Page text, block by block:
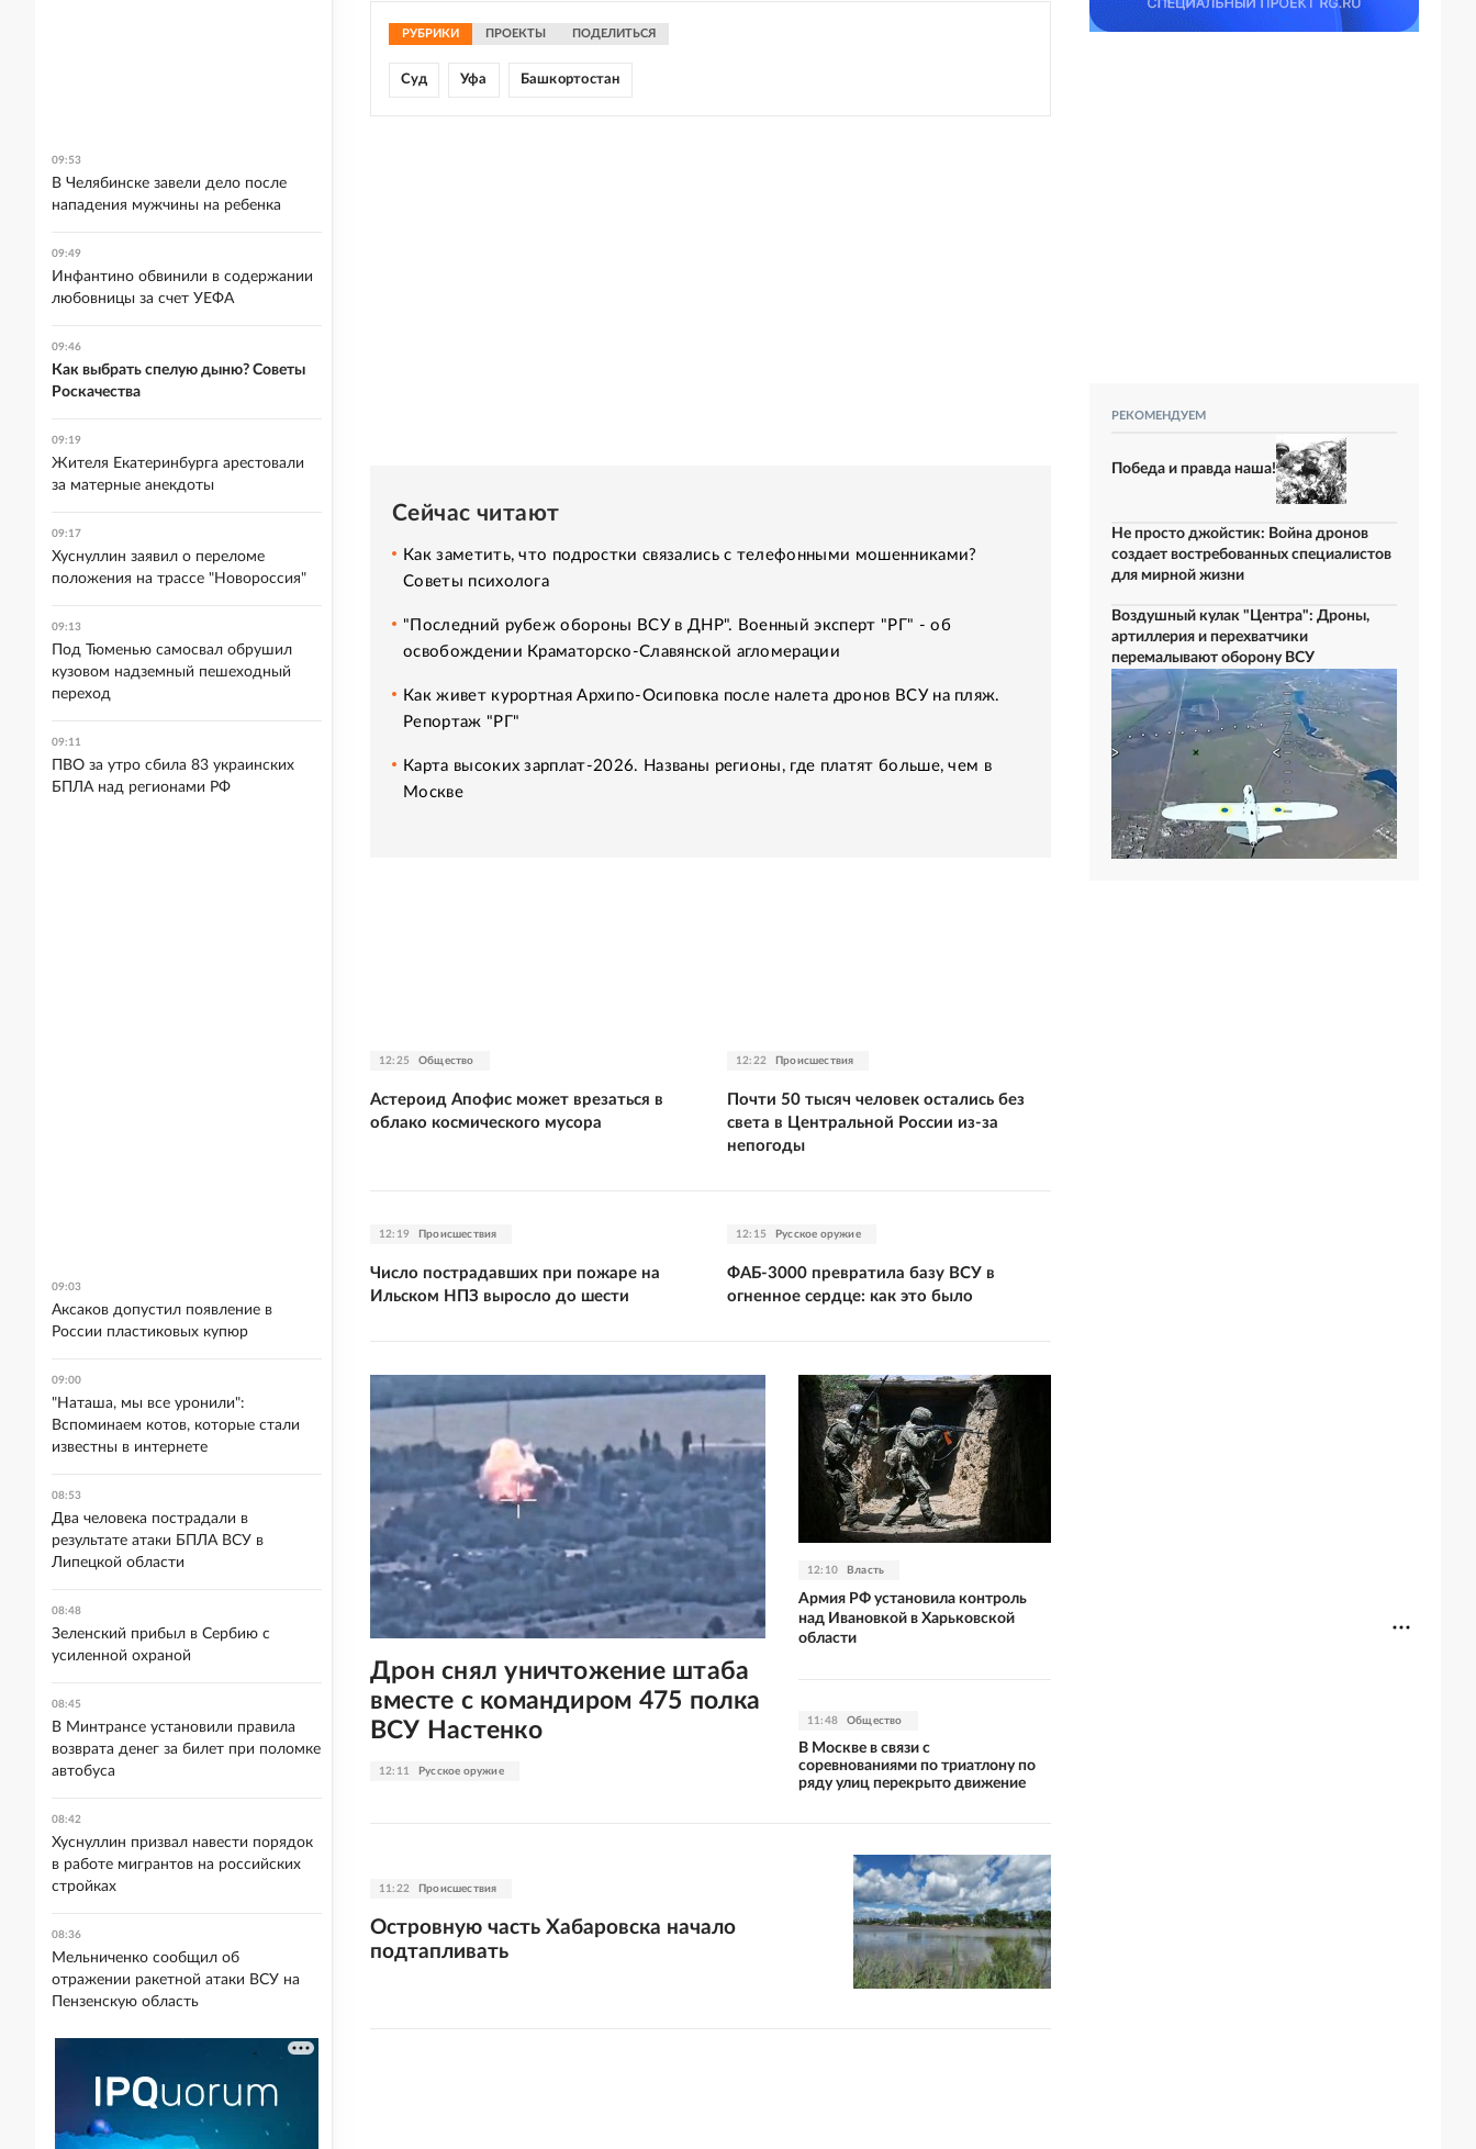
РУБРИКИ ПРОЕКТЫ ПОДЕЛИТЬСЯ
Суд Уфа Башкортостан
Сейчас читают
Как заметить, что подростки связались с телефонными мошенниками?
Советы психолога
"Последний рубеж обороны ВСУ в ДНР". Военный эксперт "РГ" - об
освобождении Краматорско-Славянской агломерации
Как живет курортная Архипо-Осиповка после налета дронов ВСУ на пляж.
Репортаж "РГ"
Карта высоких зарплат-2026. Названы регионы, где платят больше, чем в
Москве
12:25 Общество
Астероид Апофис может врезаться в
облако космического мусора
12:22 Происшествия
Почти 50 тысяч человек остались без
света в Центральной России из-за
непогоды
12:19 Происшествия
Число пострадавших при пожаре на
Ильском НПЗ выросло до шести
12:15 Русское оружие
ФАБ-3000 превратила базу ВСУ в
огненное сердце: как это было
12:11 Русское оружие
Дрон снял уничтожение штаба
вместе с командиром 475 полка
ВСУ Настенко
12:10 Власть
Армия РФ установила контроль
над Ивановкой в Харьковской
области
11:48 Общество
В Москве в связи с
соревнованиями по триатлону по
ряду улиц перекрыто движение
11:22 Происшествия
Островную часть Хабаровска начало
подтапливать
РЕКОМЕНДУЕМ
Победа и правда наша!
Не просто джойстик: Война дронов
создает востребованных специалистов
для мирной жизни
Воздушный кулак "Центра": Дроны,
артиллерия и перехватчики
перемалывают оборону ВСУ
09:53
В Челябинске завели дело после
нападения мужчины на ребенка
09:49
Инфантино обвинили в содержании
любовницы за счет УЕФА
09:46
Как выбрать спелую дыню? Советы
Роскачества
09:19
Жителя Екатеринбурга арестовали
за матерные анекдоты
09:17
Хуснуллин заявил о переломе
положения на трассе "Новороссия"
09:13
Под Тюменью самосвал обрушил
кузовом надземный пешеходный
переход
09:11
ПВО за утро сбила 83 украинских
БПЛА над регионами РФ
09:03
Аксаков допустил появление в
России пластиковых купюр
09:00
"Наташа, мы все уронили":
Вспоминаем котов, которые стали
известны в интернете
08:53
Два человека пострадали в
результате атаки БПЛА ВСУ в
Липецкой области
08:48
Зеленский прибыл в Сербию с
усиленной охраной
08:45
В Минтрансе установили правила
возврата денег за билет при поломке
автобуса
08:42
Хуснуллин призвал навести порядок
в работе мигрантов на российских
стройках
08:36
Мельниченко сообщил об
отражении ракетной атаки ВСУ на
Пензенскую область